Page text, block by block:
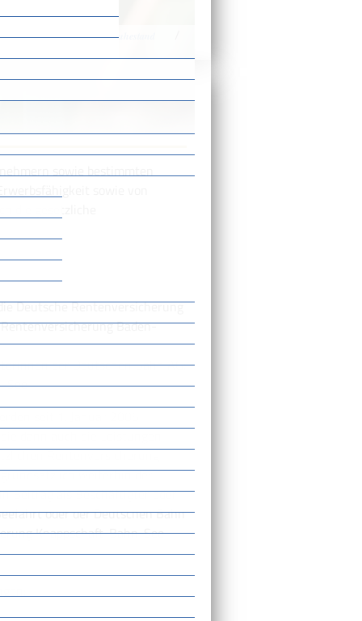
/Altersvorsorge und Ruhestand
sowie bestimmten
sowie von
die gesetzliche
Deutsche Rentenversicherung
Baden-
der Deutschen Bahn AG:
See
seit 1. Januar 2005
dann auch die Leistungen
Rentenversicherung
weiterhin der
Beitrag als Beschäftigter oder
oder der Deutschen Bahn
Knappschaft-Bahn-See